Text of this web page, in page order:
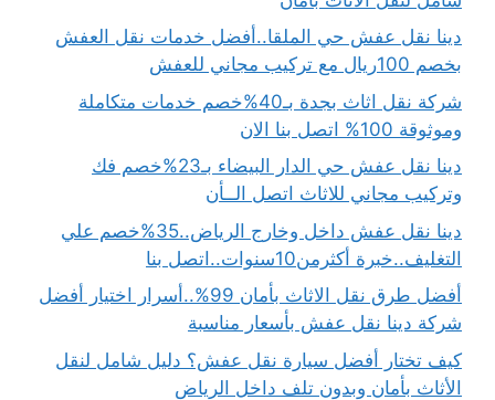
دينا نقل عفش حي الملقا..أفضل خدمات نقل العفش
بخصم 100ريال مع تركيب مجاني للعفش
شركة نقل اثاث بجدة بـ40%خصم خدمات متكاملة
وموثوقة 100% اتصل بنا الان
دينا نقل عفش حي الدار البيضاء بـ23%خصم فك
وتركيب مجاني للاثاث اتصل الــأن
دينا نقل عفش داخل وخارج الرياض..35%خصم علي
التغليف..خبرة أكثرمن10سنوات..اتصل بنا
أفضل طرق نقل الاثاث بأمان 99%..أسرار اختيار أفضل
شركة دينا نقل عفش بأسعار مناسبة
كيف تختار أفضل سيارة نقل عفش؟ دليل شامل لنقل
الأثاث بأمان وبدون تلف داخل الرياض